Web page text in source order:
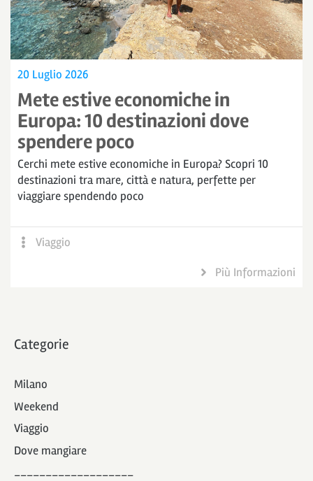
20 Luglio 2026
Mete estive economiche in
Europa: 10 destinazioni dove
spendere poco
Cerchi mete estive economiche in Europa? Scopri 10
destinazioni tra mare, città e natura, perfette per
viaggiare spendendo poco
Viaggio
Più Informazioni
Categorie
Milano
Weekend
Viaggio
Dove mangiare
___________________